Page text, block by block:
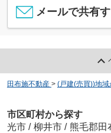
メールで共有
田布施不動産 > (戸建(売買))地域
市区町村から探す
光市 / 柳井市 / 熊毛郡田